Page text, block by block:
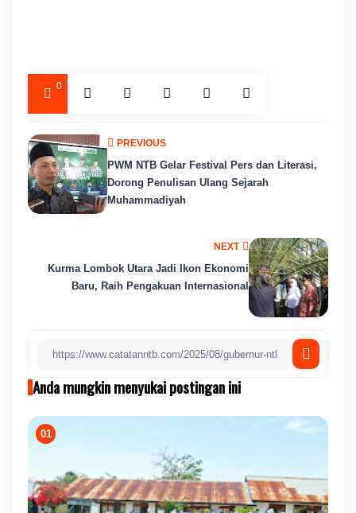
0
NEXT
Kurma Lombok Utara Jadi Ikon Ekonomi
Baru, Raih Pengakuan Internasional
PREVIOUS
PWM NTB Gelar Festival Pers dan Literasi,
Dorong Penulisan Ulang Sejarah
Muhammadiyah
Anda mungkin menyukai postingan ini